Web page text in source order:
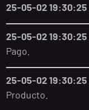
25-05-02 19:30:25
25-05-02 19:30:25
Pago.
25-05-02 19:30:25
Producto.